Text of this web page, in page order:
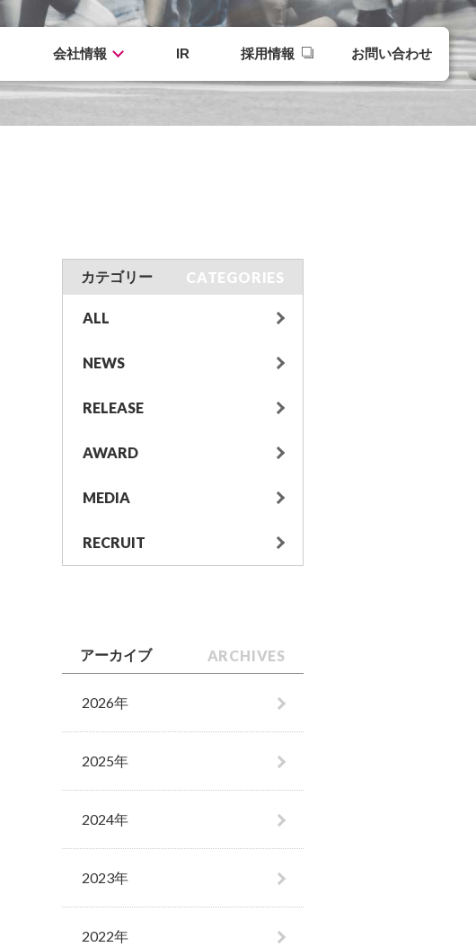
会社情報 IR 採用情報 お問い合わせ
カテゴリー CATEGORIES
ALL
NEWS
RELEASE
AWARD
MEDIA
RECRUIT
アーカイブ ARCHIVES
2026年
2025年
2024年
2023年
2022年